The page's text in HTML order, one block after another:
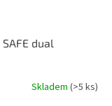
dual
Skladem (>5 ks)